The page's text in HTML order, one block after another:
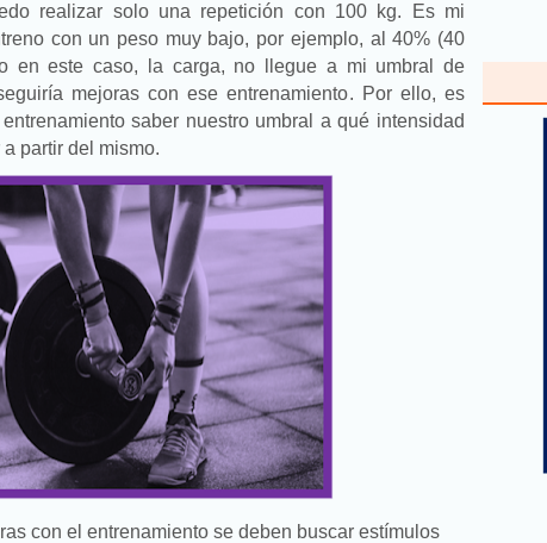
realizar solo una repetición con 100 kg. Es mi
con un peso muy bajo, por ejemplo, al 40% (40
en este caso, la carga, no llegue a mi umbral de
mejoras con ese entrenamiento. Por ello, es
saber nuestro umbral a qué intensidad
partir del mismo.
con el entrenamiento se deben buscar estímulos